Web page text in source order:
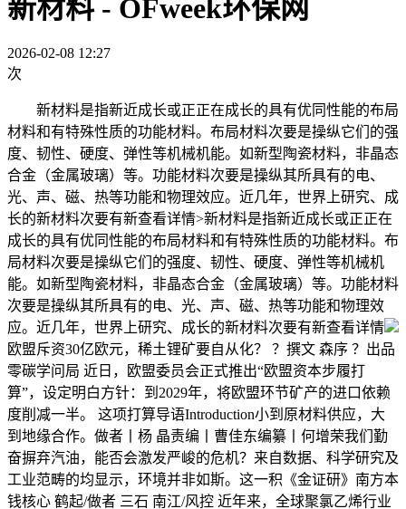
新材料 - OFweek环保网
2026-02-08 12:27
次
新材料是指新近成长或正正在成长的具有优同性能的布局
材料和有特殊性质的功能材料。布局材料次要是操纵它们的强
度、韧性、硬度、弹性等机械机能。如新型陶瓷材料，非晶态
合金（金属玻璃）等。功能材料次要是操纵其所具有的电、
光、声、磁、热等功能和物理效应。近几年，世界上研究、成
长的新材料次要有新查看详情>新材料是指新近成长或正正在
成长的具有优同性能的布局材料和有特殊性质的功能材料。布
局材料次要是操纵它们的强度、韧性、硬度、弹性等机械机
能。如新型陶瓷材料，非晶态合金（金属玻璃）等。功能材料
次要是操纵其所具有的电、光、声、磁、热等功能和物理效
应。近几年，世界上研究、成长的新材料次要有新查看详情
欧盟斥资30亿欧元，稀土锂矿要自从化？ ？撰文 森序 ？出品
零碳学问局 近日，欧盟委员会正式推出“欧盟资本步履打
算”，设定明白方针：到2029年，将欧盟环节矿产的进口依赖
度削减一半。 这项打算导语Introduction小到原材料供应，大
到地缘合作。做者丨杨 晶责编丨曹佳东编纂丨何增荣我们勤
奋摒弃汽油，能否会激发严峻的危机？来自数据、科学研究及
工业范畴的均显示，环境并非如斯。这一积《金证研》南方本
钱核心 鹤起/做者 三石 南江/风控 近年来，全球聚氯乙烯行业